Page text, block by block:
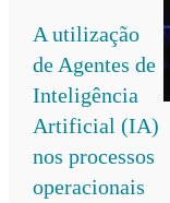
A utilização
de Agentes de
Inteligência
Artificial (IA)
nos processos
operacionais